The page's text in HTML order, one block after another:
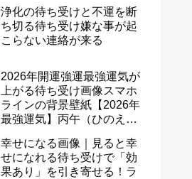
浄化の待ち受けと不運を断
ち切る待ち受け嫌な事が起
こらない連絡が来る
2026年開運強運最強運気が
上がる待ち受け画像スマホ
ラインの背景壁紙【2026年
最強運気】丙午（ひのえう
幸せになる画像｜見ると幸
せになれる待ち受けで「効
果あり」を引き寄せる！ラ